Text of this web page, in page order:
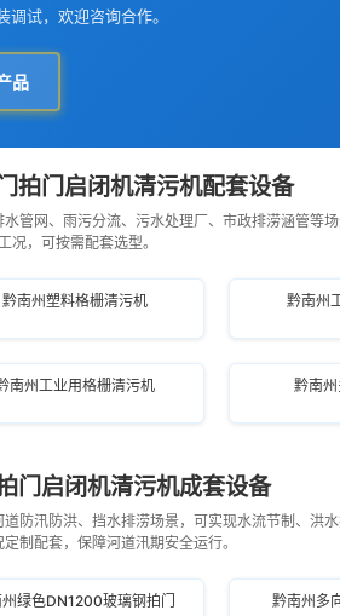
试，欢迎咨询合作。
品
拍门启闭机清污机配套设备
管网、雨污分流、污水处理厂、市政排涝涵管等场
况，可按需配套选型。
黔南州塑料格栅清污机 黔南州
南州工业用格栅清污机 黔南
门启闭机清污机成套设备
防汛防洪、挡水排涝场景，可实现水流节制、洪
制配套，保障河道汛期安全运行。
绿色DN1200玻璃钢拍门 黔南州多